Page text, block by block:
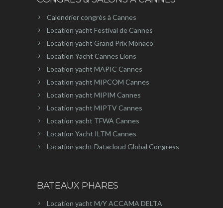
Calendrier congrès à Cannes
Location yacht Festival de Cannes
Location yacht Grand Prix Monaco
Location Yacht Cannes Lions
Location yacht MAPIC Cannes
Location yacht MIPCOM Cannes
Location yacht MIPIM Cannes
Location yacht MIPTV Cannes
Location yacht TFWA Cannes
Location Yacht ILTM Cannes
Location yacht Datacloud Global Congress
BATEAUX PHARES
Location yacht M/Y ACCAMA DELTA